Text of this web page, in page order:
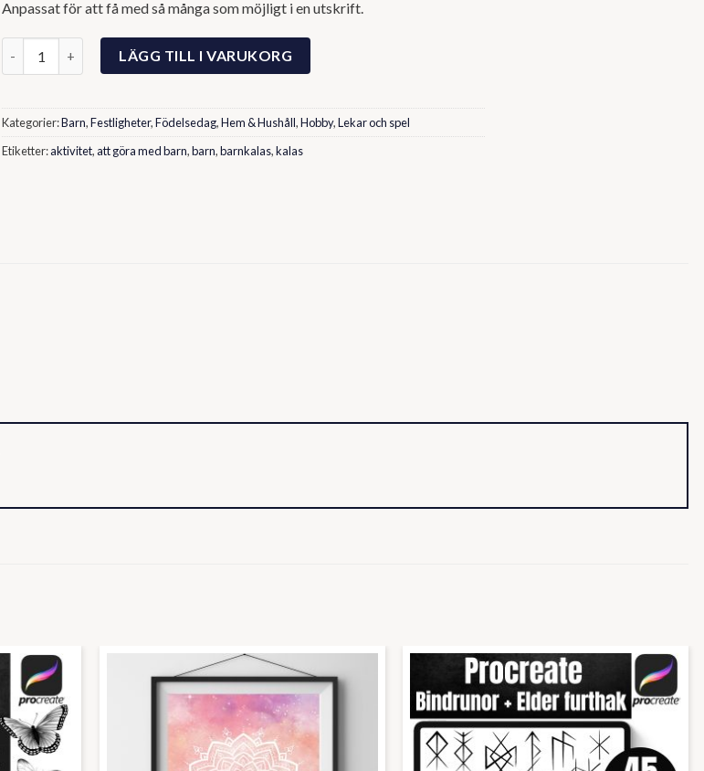
Anpassat för att få med så många som möjligt i en utskrift.
Fiskedamm Kalas-Kit mängdLÄGG TILL I VARUKORG
Kategorier:Barn,Festligheter,Födelsedag,Hem & Hushåll,Hobby,Lekar och spel
Etiketter:aktivitet,att göra med barn,barn,barnkalas,kalas